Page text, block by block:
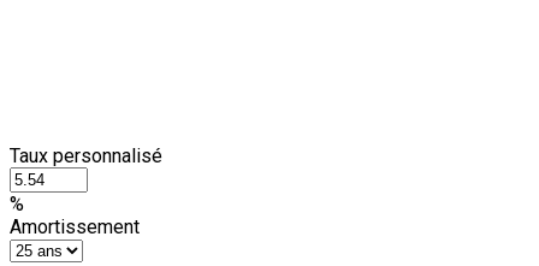
Taux personnalisé
%
Amortissement